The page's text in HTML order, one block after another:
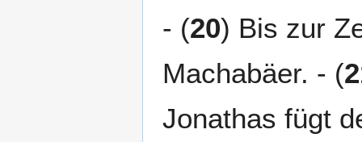
- (20) Bis zur
Machabäer. - (
Jonathas fügt